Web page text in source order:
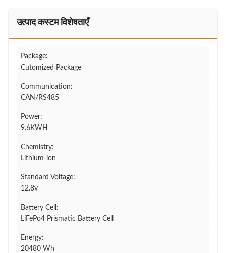
उत्पाद कस्टम विशेषताएँ
Package:
Cutomized Package
Communication:
CAN/RS485
Power:
9.6KWH
Chemistry:
Lithium-ion
Standard Voltage:
12.8v
Battery Cell:
LiFePo4 Prismatic Battery Cell
Energy:
20480 Wh